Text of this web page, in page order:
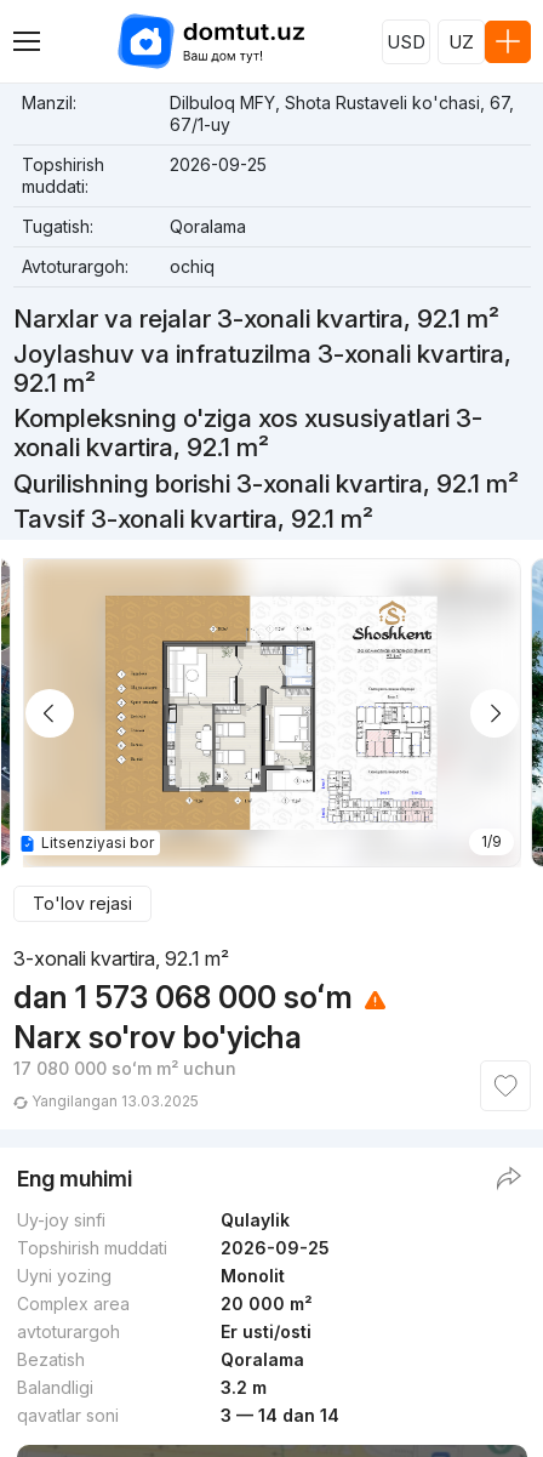
USD UZ
Manzil:
Dilbuloq MFY, Shota Rustaveli ko'chasi, 67,
67/1-uy
Topshirish
muddati:
2026-09-25
Tugatish:
Qoralama
Avtoturargoh:
ochiq
Narxlar va rejalar 3-xonali kvartira, 92.1 m²
Joylashuv va infratuzilma 3-xonali kvartira,
92.1 m²
Kompleksning o'ziga xos xususiyatlari 3-
xonali kvartira, 92.1 m²
Qurilishning borishi 3-xonali kvartira, 92.1 m²
Tavsif 3-xonali kvartira, 92.1 m²
1/9
Litsenziyasi bor
To'lov rejasi
3-xonali kvartira, 92.1 m²
dan 1 573 068 000 soʻm
Narx so'rov bo'yicha
17 080 000 soʻmm² uchun
Yangilangan 13.03.2025
Eng muhimi
Uy-joy sinfi
Qulaylik
Topshirish muddati
2026-09-25
Uyni yozing
Monolit
Complex area
20 000 m²
avtoturargoh
Er usti/osti
Bezatish
Qoralama
Balandligi
3.2 m
qavatlar soni
3 — 14 dan 14